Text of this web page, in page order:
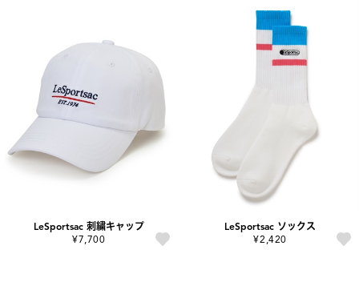
LeSportsac 刺繍キャップ
¥7,700
LeSportsac ソックス
¥2,420